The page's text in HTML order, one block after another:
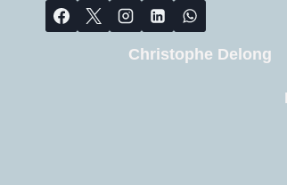
Christophe Delong